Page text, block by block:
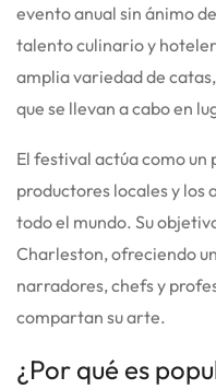
evento anual sin ánimo
talento culinario y
amplia variedad de
que se llevan a cabo en
El festival actúa como
productores locales y los
todo el mundo. Su
Charleston, ofreciendo
narradores, chefs y
compartan su arte.
¿Por qué es